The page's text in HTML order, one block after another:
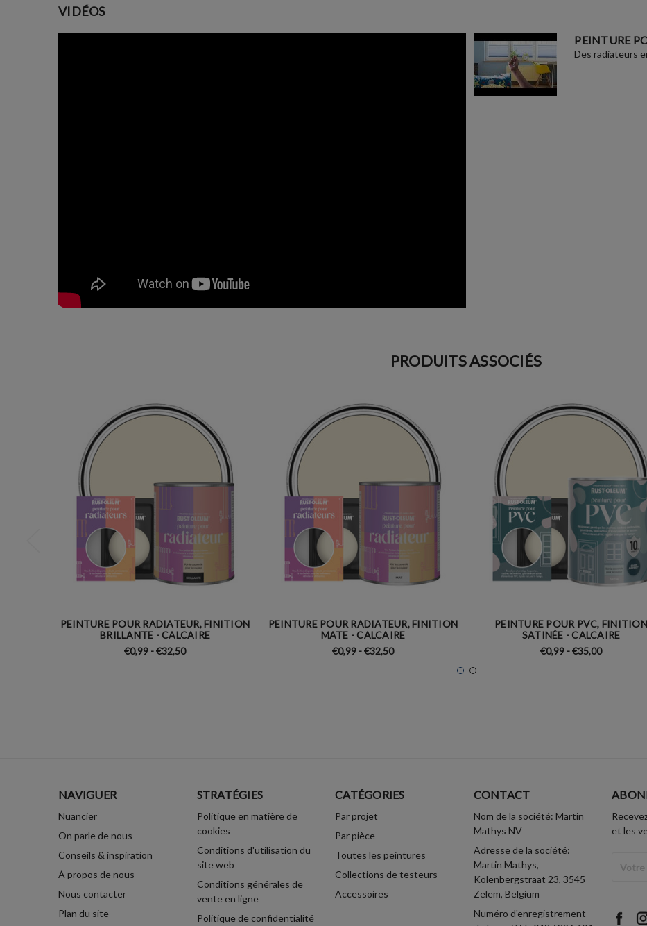
VIDÉOS
PEINTURE
Des radiateurs
PRODUITS ASSOCIÉS
PEINTURE POUR RADIATEUR, FINITION
BRILLANTE - CALCAIRE
€0,99 - €32,50
PEINTURE POUR RADIATEUR, FINITION
MATE - CALCAIRE
€0,99 - €32,50
PEINTURE POUR PVC, FINITION
SATINÉE - CALCAIRE
€0,99 - €35,00
NAVIGUER
Nuancier
On parle de nous
Conseils & inspiration
À propos de nous
Nous contacter
Plan du site
STRATÉGIES
Politique en matière de
cookies
Conditions d'utilisation du
site web
Conditions générales de
vente en ligne
Politique de confidentialité
CATÉGORIES
Par projet
Par pièce
Toutes les peintures
Collections de testeurs
Accessoires
CONTACT
Nom de la société: Martin
Mathys NV
Adresse de la société:
Martin Mathys,
Kolenbergstraat 23, 3545
Zelem, Belgium
Numéro d'enregistrement
et les
Email